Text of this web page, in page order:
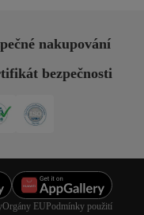
nakupování
bezpečnosti
Orgány EU Podmínky použití